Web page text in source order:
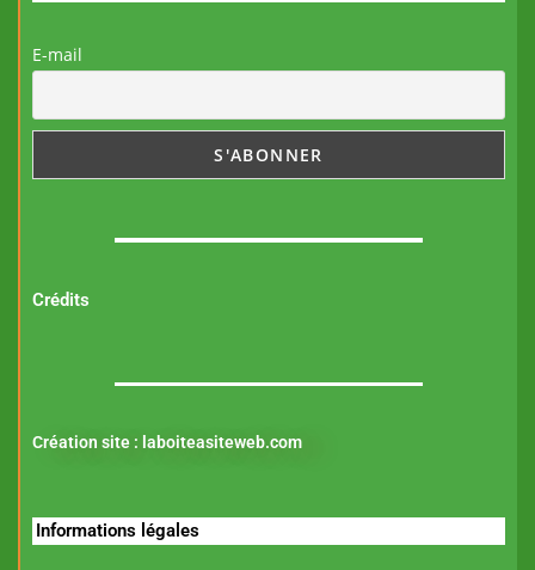
E-mail
Crédits
Création site : laboiteasiteweb.com
Informations légales